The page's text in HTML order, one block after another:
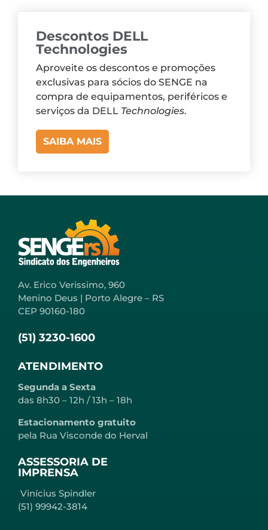
Descontos DELL
Technologies
Aproveite os descontos e promoções
exclusivas para sócios do SENGE na
compra de equipamentos, periféricos e
serviços da DELL Technologies.
SAIBA MAIS
Av. Erico Verissimo, 960
Menino Deus | Porto Alegre – RS
CEP 90160-180
(51) 3230-1600
ATENDIMENTO
Segunda a Sexta
das 8h30 – 12h / 13h – 18h
Estacionamento gratuito
pela Rua Visconde do Herval
ASSESSORIA DE
IMPRENSA
Vinícius Spindler
(51) 99942-3814